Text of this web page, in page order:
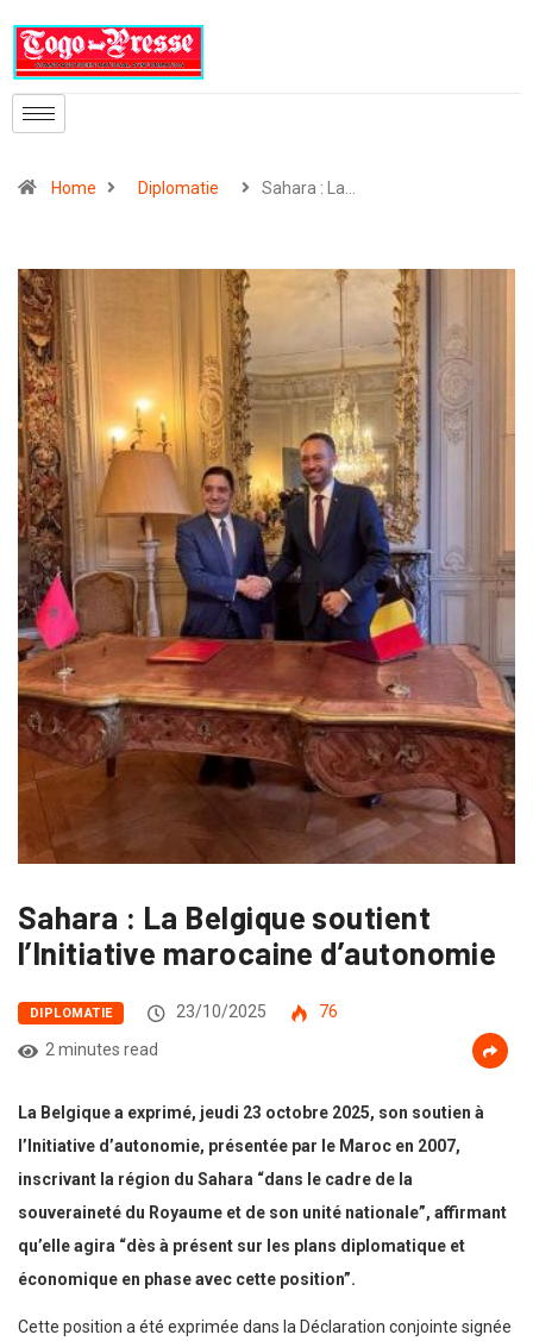
Home Diplomatie Sahara : La…
Sahara : La Belgique soutient
l’Initiative marocaine d’autonomie
DIPLOMATIE 23/10/2025
76
2 minutes read
La Belgique a exprimé, jeudi 23 octobre 2025, son soutien à
l’Initiative d’autonomie, présentée par le Maroc en 2007,
inscrivant la région du Sahara “dans le cadre de la
souveraineté du Royaume et de son unité nationale”, affirmant
qu’elle agira “dès à présent sur les plans diplomatique et
économique en phase avec cette position”.
Cette position a été exprimée dans la Déclaration conjointe signée